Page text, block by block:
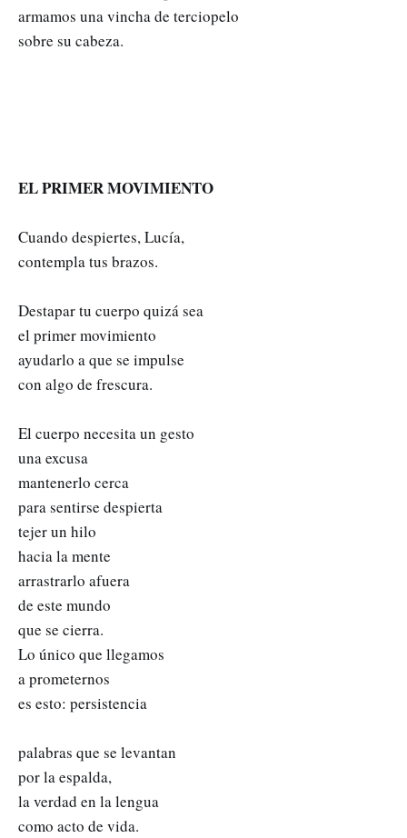
armamos una vincha de terciopelo
sobre su cabeza.
EL PRIMER MOVIMIENTO
Cuando despiertes, Lucía,
contempla tus brazos.
Destapar tu cuerpo quizá sea
el primer movimiento
ayudarlo a que se impulse
con algo de frescura.
El cuerpo necesita un gesto
una excusa
mantenerlo cerca
para sentirse despierta
tejer un hilo
hacia la mente
arrastrarlo afuera
de este mundo
que se cierra.
Lo único que llegamos
a prometernos
es esto: persistencia
palabras que se levantan
por la espalda,
la verdad en la lengua
como acto de vida.